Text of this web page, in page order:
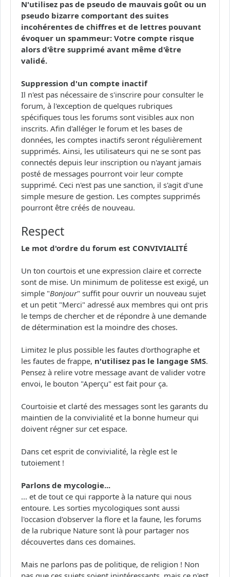
N'utilisez pas de pseudo de mauvais goût ou un
pseudo bizarre comportant des suites
incohérentes de chiffres et de lettres pouvant
évoquer un spammeur: Votre compte risque
alors d'être supprimé avant même d'être
validé.
Suppression d'un compte inactif
Il n'est pas nécessaire de s'inscrire pour consulter le
forum, à l'exception de quelques rubriques
spécifiques tous les forums sont visibles aux non
inscrits. Afin d'alléger le forum et les bases de
données, les comptes inactifs seront régulièrement
supprimés. Ainsi, les utilisateurs qui ne se sont pas
connectés depuis leur inscription ou n'ayant jamais
posté de messages pourront voir leur compte
supprimé. Ceci n'est pas une sanction, il s'agit d'une
simple mesure de gestion. Les comptes supprimés
pourront être créés de nouveau.
Respect
Le mot d'ordre du forum est CONVIVIALITÉ
Un ton courtois et une expression claire et correcte
sont de mise. Un minimum de politesse est exigé, un
simple "Bonjour" suffit pour ouvrir un nouveau sujet
et un petit "Merci" adressé aux membres qui ont pris
le temps de chercher et de répondre à une demande
de détermination est la moindre des choses.
Limitez le plus possible les fautes d'orthographe et
les fautes de frappe, n'utilisez pas le langage SMS.
Pensez à relire votre message avant de valider votre
envoi, le bouton "Aperçu" est fait pour ça.
Courtoisie et clarté des messages sont les garants du
maintien de la convivialité et la bonne humeur qui
doivent régner sur cet espace.
Dans cet esprit de convivialité, la règle est le
tutoiement !
Parlons de mycologie...
... et de tout ce qui rapporte à la nature qui nous
entoure. Les sorties mycologiques sont aussi
l'occasion d'observer la flore et la faune, les forums
de la rubrique Nature sont là pour partager nos
découvertes dans ces domaines.
Mais ne parlons pas de politique, de religion ! Non